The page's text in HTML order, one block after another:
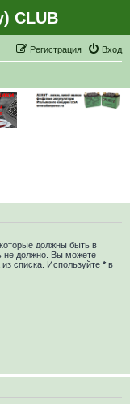
CLUB
Вход
Регистрация
должны быть в
не должно. Вы можете
списка. Используйте * в